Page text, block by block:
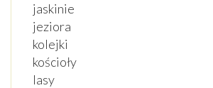
jaskinie
jeziora
kolejki
kościoły
lasy